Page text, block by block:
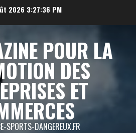
2026 3:27:37 PM
POUR LA
DES
ET
SPORTS-DANGEREUX.FR